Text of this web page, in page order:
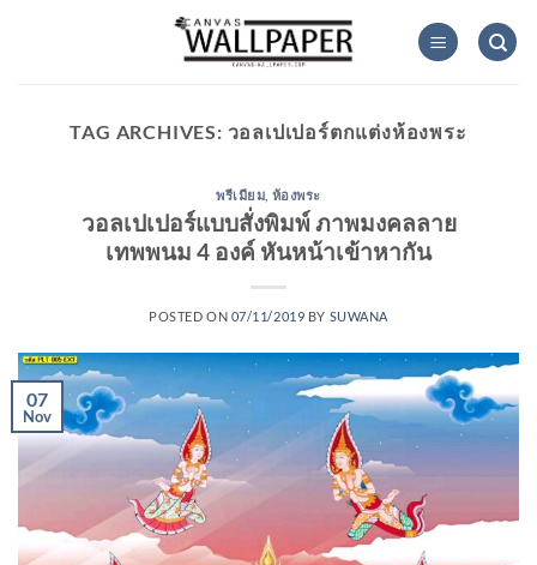
TAG ARCHIVES: วอลเปเปอร์ตกแต่งห้องพระ
พรีเมียม ห้องพระ
วอลเปเปอร์แบบสั่งพิมพ์ ภาพมงคลลาย
เทพพนม 4 องค์ หันหน้าเข้าหากัน
POSTED ON 07/11/2019 BY SUWANA
07
Nov